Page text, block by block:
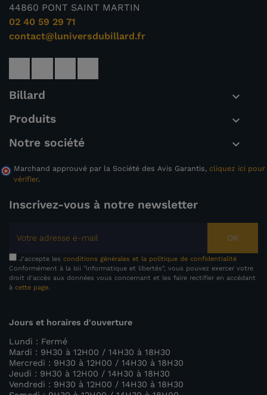
44860 PONT SAINT MARTIN
02 40 59 29 71
contact@luniversdubillard.fr
Billard 
Produits 
Notre société 
Marchand approuvé par la Société des Avis Garantis, cliquez ici pour
vérifier.
Inscrivez-vous à notre newsletter
OK
J'accepte les conditions générales et la politique de confidentialité
Conformément à la loi "informatique et libertés", vous pouvez exercer votre
droit d'accès aux données vous concernant et les faire rectifier en accédant
à cette page
Jours et horaires d'ouverture
Lundi : Fermé
Mardi : 9H30 à 12H00 / 14H30 à 18H30
Mercredi : 9H30 à 12H00 / 14H30 à 18H30
Jeudi : 9H30 à 12H00 / 14H30 à 18H30
Vendredi : 9H30 à 12H00 / 14H30 à 18H30